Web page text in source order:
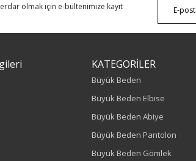
olmak için e-bültenimize kayıt
KATEGORİLER
Büyük Beden
Büyük Beden Elbise
Büyük Beden Abiye
Büyük Beden Pantolon
Büyük Beden Gömlek